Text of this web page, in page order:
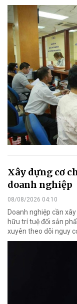
Xây dựng cơ
doanh nghiệp
08/08/2026 04:10
Doanh nghiệp cần
hữu trí tuệ đối sản
xuyên theo dõi nguy